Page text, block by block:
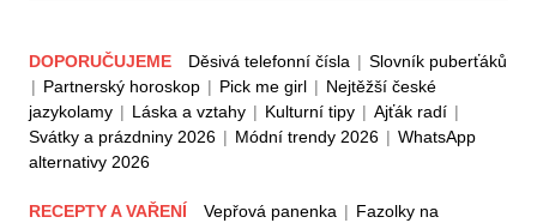
DOPORUČUJEME Děsivá telefonní čísla | Slovník puberťáků
| Partnerský horoskop | Pick me girl | Nejtěžší české
jazykolamy | Láska a vztahy | Kulturní tipy | Ajťák radí |
Svátky a prázdniny 2026 | Módní trendy 2026 | WhatsApp
alternativy 2026
RECEPTY A VAŘENÍ Vepřová panenka | Fazolky na